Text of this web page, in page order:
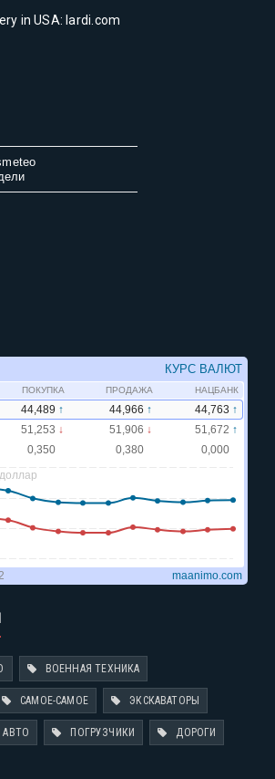
in USA: lardi.com
ВОЕННАЯ ТЕХНИКА
САМОЕ-САМОЕ ЭКСКАВАТОРЫ
АВТО ПОГРУЗЧИКИ ДОРОГИ